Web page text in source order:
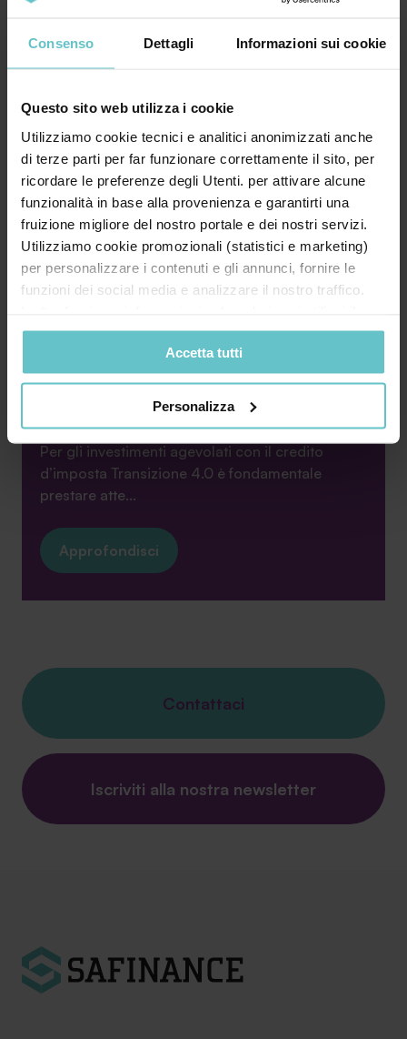
Consenso Dettagli Informazioni sui cookie
Questo sito web utilizza i cookie
Utilizziamo cookie tecnici e analitici anonimizzati anche
di terze parti per far funzionare correttamente il sito, per
ricordare le preferenze degli Utenti. per attivare alcune
funzionalità in base alla provenienza e garantirti una
fruizione migliore del nostro portale e dei nostri servizi.
Utilizziamo cookie promozionali (statistici e marketing)
per personalizzare i contenuti e gli annunci, fornire le
funzioni dei social media e analizzare il nostro traffico.
nostro sito ai nostri partner che si occupano di analisi dei
dati web, pubblicità e social media, i quali potrebbero
combinarle con altre informazioni che hai fornito loro o
che hanno raccolto in base al tuo utilizzo dei loro servizi.
cookie potranno essere implementati ad esclusione di
quelli tecnici che sono necessari per il funzionamento del
sito. Cliccando su “ACCETTA TUTTI” invece accetterai di
implementare tutti i cookie. Chiudendo questo banner
verranno installati i soli cookie necessari al
funzionamento del sito. Per tutte le informazioni complete
ti invitiamo a consultare le "Informazioni sui Cookie" qui
Accetta tutti
Personalizza
Mettiti alla prova con cinque domande,
cominciamo! 1. L’iperammortamento consiste in
Approfondisci
Luglio 2026 News
Transizione 4.0: come compilare
evitare lo scarto del credito?
Per gli investimenti agevolati con il credito
d’imposta Transizione 4.0 è fondamentale
prestare atte...
Approfondisci
Contattaci
Iscriviti alla nostra newsletter